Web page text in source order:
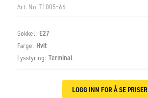
Art. No. T1005-66
Sokkel: E27
Farge: Hvit
Lysstyring: Terminal
LOGG INN FOR Å SE PRISER